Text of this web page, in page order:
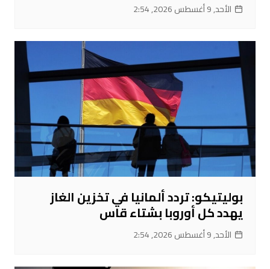
الأحد, 9 أغسطس 2026, 2:54
بوليتيكو: تردد ألمانيا في تخزين الغاز
يهدد كل أوروبا بشتاء قاس
الأحد, 9 أغسطس 2026, 2:54